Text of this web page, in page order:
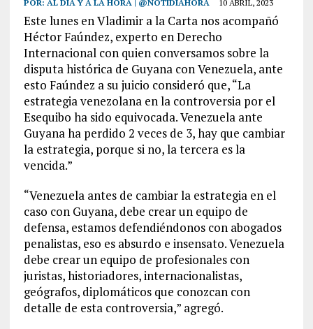
POR: AL DÍA Y A LA HORA | @NOTIDIAHORA 10 ABRIL, 2023
Este lunes en Vladimir a la Carta nos acompañó
Héctor Faúndez, experto en Derecho
Internacional con quien conversamos sobre la
disputa histórica de Guyana con Venezuela, ante
esto Faúndez a su juicio consideró que, “La
estrategia venezolana en la controversia por el
Esequibo ha sido equivocada. Venezuela ante
Guyana ha perdido 2 veces de 3, hay que cambiar
la estrategia, porque si no, la tercera es la
vencida.”
“Venezuela antes de cambiar la estrategia en el
caso con Guyana, debe crear un equipo de
defensa, estamos defendiéndonos con abogados
penalistas, eso es absurdo e insensato. Venezuela
debe crear un equipo de profesionales con
juristas, historiadores, internacionalistas,
geógrafos, diplomáticos que conozcan con
detalle de esta controversia,” agregó.